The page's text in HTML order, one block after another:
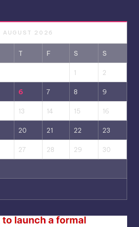
AUGUST 2026
T F S S
1 2
6 7 8 9
13 14 15 16
20 21 22 23
27 28 29 30